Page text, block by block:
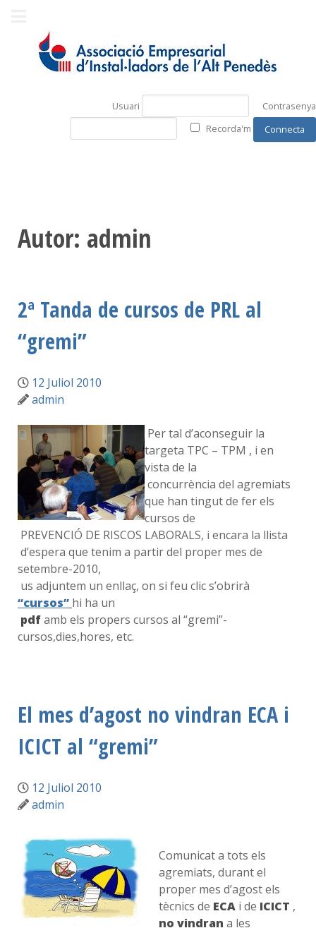
Usuari
Contrasenya
Recorda'm
Autor: admin
2ª Tanda de cursos de PRL al
“gremi”
12 Juliol 2010
admin
Per tal d’aconseguir la
targeta TPC – TPM , i en
vista de la
concurrència del agremiats
que han tingut de fer els
cursos de
PREVENCIÓ DE RISCOS LABORALS, i encara la llista
d’espera que tenim a partir del proper mes de
setembre-2010,
us adjuntem un enllaç, on si feu clic s’obrirà
“cursos” hi ha un
pdfamb els propers cursos al “gremi”-
cursos,dies,hores, etc.
El mes d’agost no vindran ECA i
ICICT al “gremi”
12 Juliol 2010
admin
Comunicat a tots els
agremiats, durant el
proper mes d’agost els
tècnics de ECA i de ICICT ,
no vindran a les